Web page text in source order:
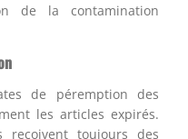
de la contamination
de péremption des
les articles expirés.
toujours des